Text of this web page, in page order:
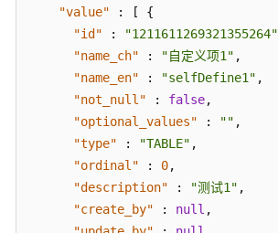
项
-
ModifyCustomizedFields
质
量
"value"
: [
{
"id"
: "1211611269321355264"
"name_ch"
: "自定义项1" ,
"name_en"
: "selfDefine1" ,
"not_null"
: false,
"optional_values"
: "" ,
"type"
: "TABLE" ,
"ordinal"
: 0,
"description"
: "测试1" ,
"create_by"
: null ,